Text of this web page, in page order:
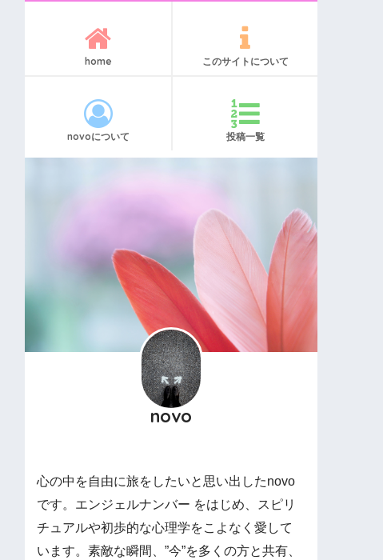
home このサイトについて
novoについて 投稿一覧
novo
心の中を自由に旅をしたいと思い出したnovo
です。エンジェルナンバー をはじめ、スピリ
チュアルや初歩的な心理学をこよなく愛して
います。素敵な瞬間、”今”を多くの方と共有、